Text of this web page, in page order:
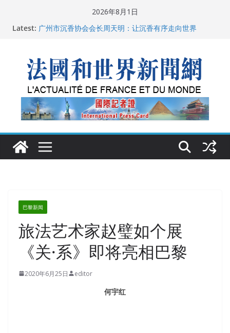
2026年8月1日
Latest: 父亲的日记
“没有空调的欧洲”：一场被放大的无知
从一杯沉香叶茶到一缕海南天香：加拿大茶艺师邓岚月
海南沉香文化考察纪行
巴黎新闻
旅法艺术家赵璧如个展
《关·系》即将亮相巴黎
2020年6月25日 editor
何宇红